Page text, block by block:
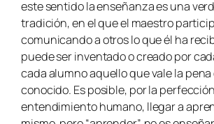
este sentido la enseñanza es una
tradición, en el que el maestro
comunicando a otros lo que él ha
puede ser inventado o creado por
cada alumno aquello que vale la pena
conocido. Es posible, por la
entendimiento humano, llegar a